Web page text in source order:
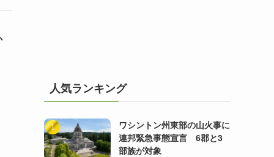
人気ランキング
ワシントン州東部の山火事に
連邦緊急事態宣言 6郡と3
部族が対象